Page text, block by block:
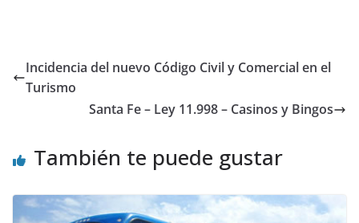
Incidencia del nuevo Código Civil y Comercial en el
Turismo
Santa Fe – Ley 11.998 – Casinos y Bingos
También te puede gustar